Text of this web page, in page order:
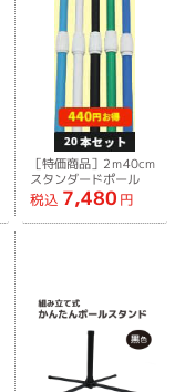
［特価商品］2ｍ40cm
スタンダードポール
（２段伸縮）［20本セ
ット］
税込 7,480 円